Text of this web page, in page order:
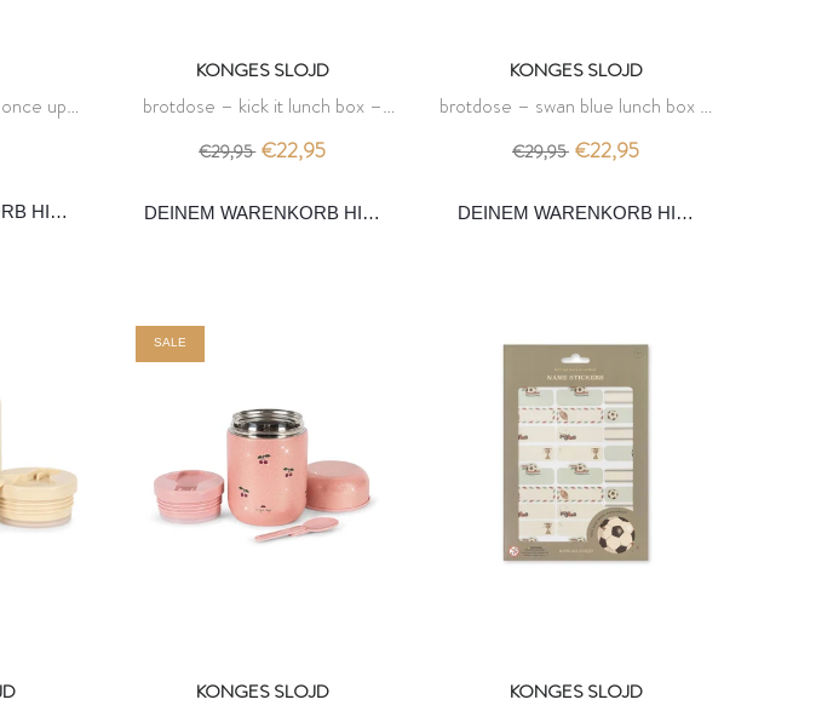
upon
HINZUFÜGEN
KONGES SLOJD
brotdose – kick it lunch box –
konges slojd
€29,95 €22,95
DEINEM WARENKORB HINZUFÜGEN
KONGES SLOJD
brotdose – swan blue lunch box –
konges slojd
€29,95 €22,95
DEINEM WARENKORB HINZUFÜGEN
SALE
KONGES SLOJD KONGES SLOJD